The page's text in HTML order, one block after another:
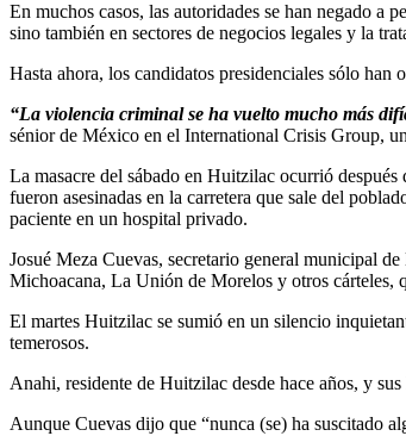
En muchos casos, las autoridades se han negado a
sino también en sectores de negocios legales y la
Hasta ahora, los candidatos presidenciales sólo han
“La violencia criminal se ha vuelto mucho más
sénior de México en el International Crisis Group,
La masacre del sábado en Huitzilac ocurrió
fueron asesinadas en la carretera que sale del
paciente en un hospital privado.
Josué Meza Cuevas, secretario general municipal
Michoacana, La Unión de Morelos y otros cárteles,
El martes Huitzilac se sumió en un silencio
temerosos.
Anahi, residente de Huitzilac desde hace años, y
Aunque Cuevas dijo que “nunca (se) ha suscitado